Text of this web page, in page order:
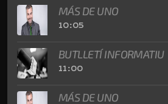
MÁS DE UNO
10:05
BUTLLETÍ INFORMATIU
11:00
MÁS DE UNO